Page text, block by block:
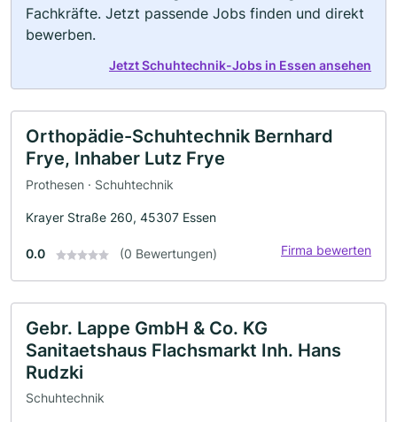
Fachkräfte. Jetzt passende Jobs finden und direkt
bewerben.
Jetzt Schuhtechnik-Jobs in Essen ansehen
Orthopädie-Schuhtechnik Bernhard
Frye, Inhaber Lutz Frye
Prothesen · Schuhtechnik
Krayer Straße 260, 45307 Essen
0.0 (0 Bewertungen) Firma bewerten
Gebr. Lappe GmbH & Co. KG
Sanitaetshaus Flachsmarkt Inh. Hans
Rudzki
Schuhtechnik